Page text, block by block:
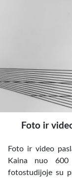
Foto ir
Foto ir video
Kaina nuo
fotostudijoje su